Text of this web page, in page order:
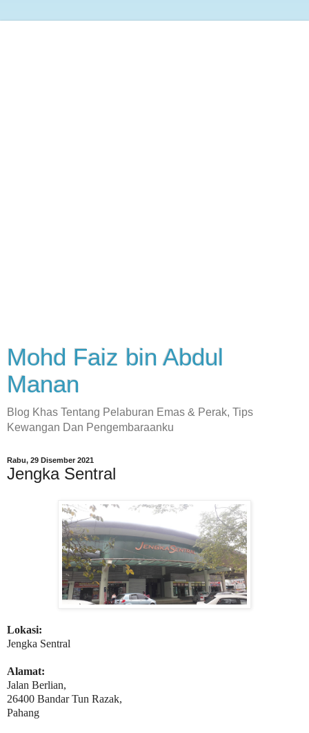
Mohd Faiz bin Abdul
Manan
Blog Khas Tentang Pelaburan Emas & Perak, Tips
Kewangan Dan Pengembaraanku
Rabu, 29 Disember 2021
Jengka Sentral
Lokasi:
Jengka Sentral
Alamat:
Jalan Berlian,
26400 Bandar Tun Razak,
Pahang